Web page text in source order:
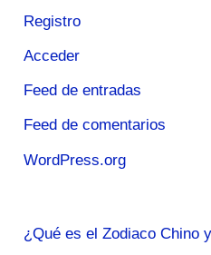
Registro
Acceder
Feed de entradas
Feed de comentarios
WordPress.org
¿Qué es el Zodiaco Chino